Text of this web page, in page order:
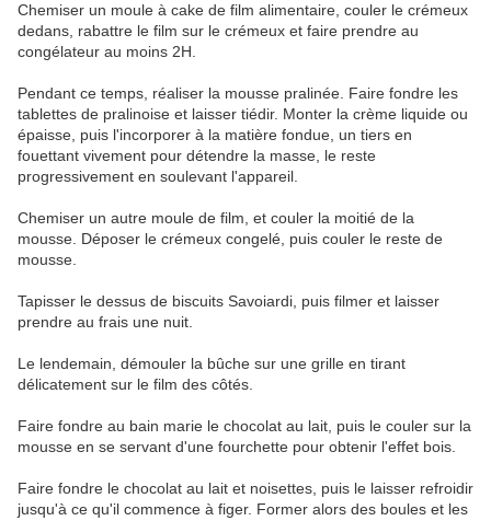
Chemiser un moule à cake de film alimentaire, couler le crémeux
dedans, rabattre le film sur le crémeux et faire prendre au
congélateur au moins 2H.
Pendant ce temps, réaliser la mousse pralinée. Faire fondre les
tablettes de pralinoise et laisser tiédir. Monter la crème liquide ou
épaisse, puis l'incorporer à la matière fondue, un tiers en
fouettant vivement pour détendre la masse, le reste
progressivement en soulevant l'appareil.
Chemiser un autre moule de film, et couler la moitié de la
mousse. Déposer le crémeux congelé, puis couler le reste de
mousse.
Tapisser le dessus de biscuits Savoiardi, puis filmer et laisser
prendre au frais une nuit.
Le lendemain, démouler la bûche sur une grille en tirant
délicatement sur le film des côtés.
Faire fondre au bain marie le chocolat au lait, puis le couler sur la
mousse en se servant d'une fourchette pour obtenir l'effet bois.
Faire fondre le chocolat au lait et noisettes, puis le laisser refroidir
jusqu'à ce qu'il commence à figer. Former alors des boules et les